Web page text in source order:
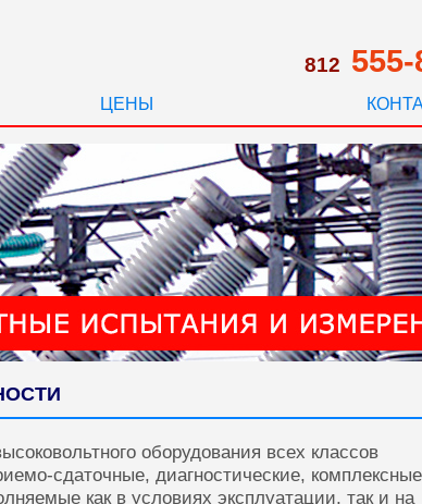
812
ЦЕНЫ
оборудования всех классов
сдаточные, диагностические,
как в условиях эксплуатации, так и на